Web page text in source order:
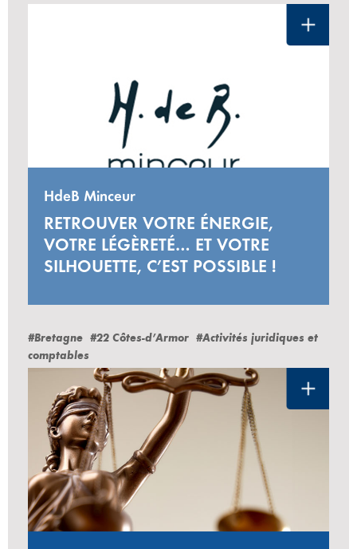
HdeB Minceur
RETROUVER VOTRE ÉNERGIE,
VOTRE LÉGÈRETÉ… ET VOTRE
SILHOUETTE, C’EST POSSIBLE !
#Bretagne #22 Côtes-d’Armor #Activités juridiques et
comptables